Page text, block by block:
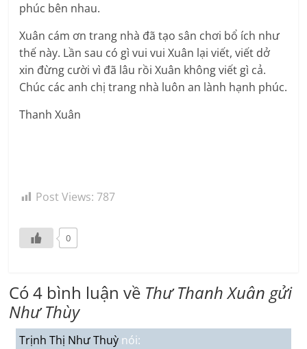
phúc bên nhau.
Xuân cám ơn trang nhà đã tạo sân chơi bổ ích như
thế này. Lần sau có gì vui vui Xuân lại viết, viết dở
xin đừng cười vì đã lâu rồi Xuân không viết gì cả.
Chúc các anh chị trang nhà luôn an lành hạnh phúc.
Thanh Xuân
Post Views: 787
0
Có 4 bình luận về Thư Thanh Xuân gửi
Như Thùy
Trịnh Thị Như Thuỳ nói: